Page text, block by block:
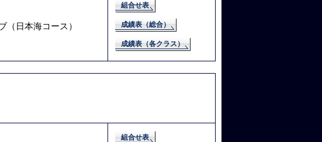
（日本海コース）
組合せ表
成績表（総合）
成績表（各クラス）
組合せ表